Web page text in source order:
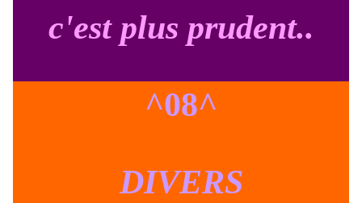
c'est plus prudent..
^08^
DIVERS